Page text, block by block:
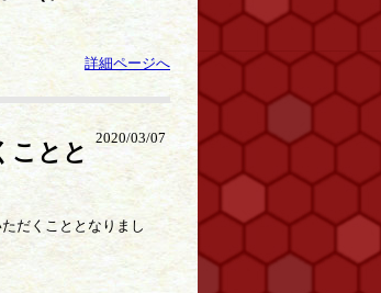
詳細ページへ
2020/03/07
ことと
だくこととなりまし